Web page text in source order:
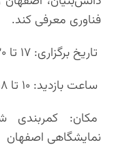
فناوری معرفی کند.
تاریخ برگزاری: ۱۷ تا ۲۰ آبان‌ماه
ساعت بازدید: ۱۰ تا ۱۸
مکان: کمربندی
نمایشگاهی اصفهان